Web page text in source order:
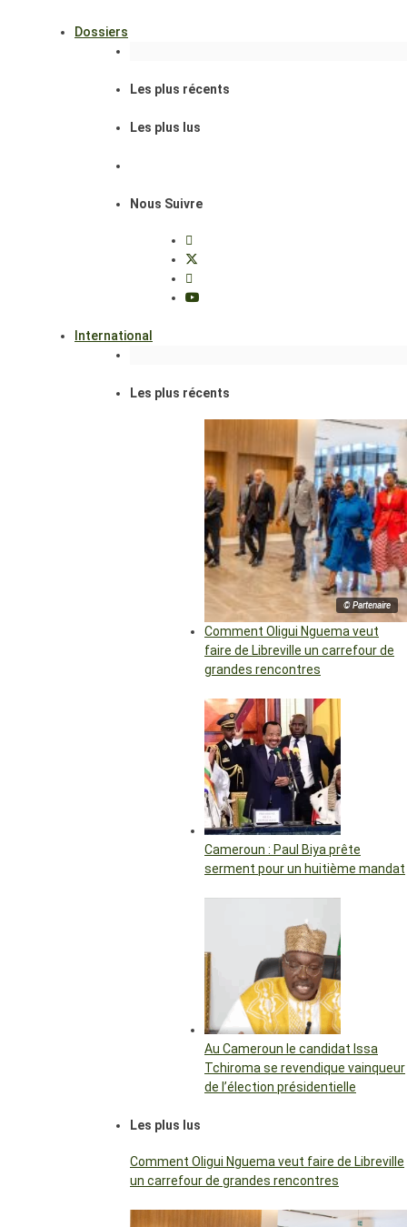
Dossiers
Les plus récents
Les plus lus
Nous Suivre
International
Les plus récents
© Partenaire
Comment Oligui Nguema veut
faire de Libreville un carrefour de
grandes rencontres
Cameroun : Paul Biya prête
serment pour un huitième mandat
Au Cameroun le candidat Issa
Tchiroma se revendique vainqueur
de l’élection présidentielle
Les plus lus
Comment Oligui Nguema veut faire de Libreville
un carrefour de grandes rencontres